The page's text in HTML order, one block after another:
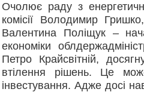
Очолює раду з
комісії Володимир
Валентина Поліщук –
економіки
Петро Крайсвітній,
втілення рішень. Це
інвестування. Адже досі